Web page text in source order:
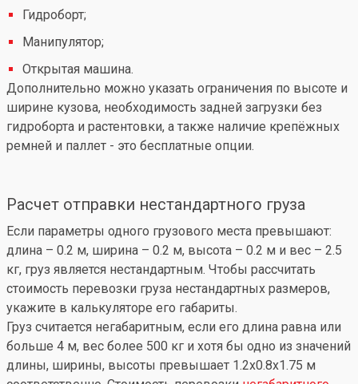
Гидроборт;
Манипулятор;
Открытая машина.
Дополнительно можно указать ограничения по высоте и
ширине кузова, необходимость задней загрузки без
гидроборта и растентовки, а также наличие крепёжных
ремней и паллет - это бесплатные опции.
Расчет отправки нестандартного груза
Если параметры одного грузового места превышают:
длина – 0.2 м, ширина – 0.2 м, высота – 0.2 м и вес – 2.5
кг, груз является нестандартным. Чтобы рассчитать
стоимость перевозки груза нестандартных размеров,
укажите в калькуляторе его габариты.
Груз считается негабаритным, если его длина равна или
больше 4 м, вес более 500 кг и хотя бы одно из значений
длины, ширины, высоты превышает 1.2x0.8x1.75 м